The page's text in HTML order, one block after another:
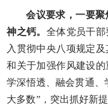
会议要求，一要
神之钙。 全体党员干
入贯彻中央八项规定
和关于加强作风建设
学深悟透、融会贯通、
大多数”，突出抓好新